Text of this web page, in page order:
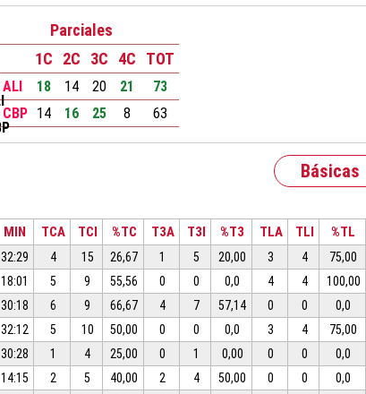
Parciales
1C
2C 3C 4C TOT
ALI 18 14 20 21
73
CBP 14 16 25 8 63
Básicas
MIN TCA TCI %TC T3A T3I %T3 TLA TLI %TL
32:29 4 15 26,67 1 5 20,00 3 4 75,00
18:01 5 9 55,56 0 0 0,0 4 4 100,00
30:18 6 9 66,67 4 7 57,14 0 0 0,0
32:12 5 10 50,00 0 0 0,0 3 4 75,00
30:28 1 4 25,00 0 1 0,00 0 0 0,0
14:15 2 5 40,00 2 4 50,00 0 0 0,0